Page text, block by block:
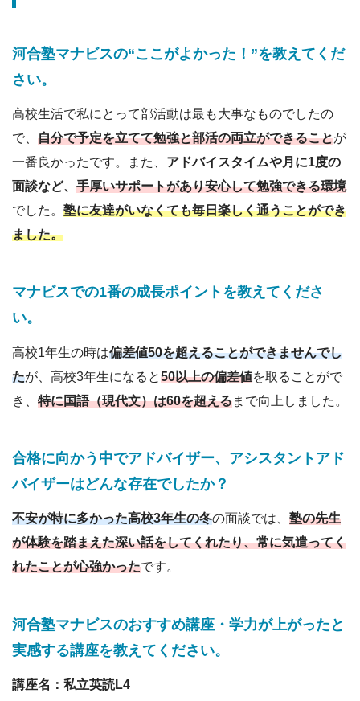
河合塾マナビスの“ここがよかった！”を教えてくだ
さい。
高校生活で私にとって部活動は最も大事なものでしたの
で、 自分で予定を立てて勉強と部活の両立ができることが
一番良かったです。また、 アドバイスタイムや月に1度の
面談など、 手厚いサポートがあり安心して勉強できる環境
でした。 塾に友達がいなくても毎日楽しく通うことができ
ました。
マナビスでの1番の成長ポイントを教えてくださ
い。
高校1年生の時は偏差値50を超えることができませんでし
たが、高校3年生になると50以上の偏差値を取ることがで
き、 特に国語（現代文）は60を超えるまで向上しました。
合格に向かう中でアドバイザー、 アシスタントアド
バイザーはどんな存在でしたか？
不安が特に多かった高校3年生の冬の面談では、 塾の先生
が体験を踏まえた深い話をしてくれたり、常に気遣ってく
れたことが心強かったです。
河合塾マナビスのおすすめ講座・学力が上がったと
実感する講座を教えてください。
講座名：私立英読L4